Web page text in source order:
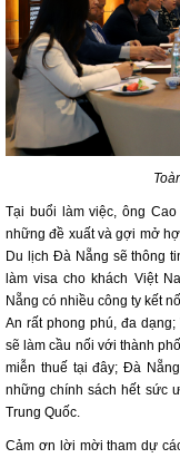
Tại buổi làm việc, ông
những đề xuất và gợi mở
Du lịch Đà Nẵng sẽ thông
làm visa cho khách Việt
Nẵng có nhiều công ty kết
An rất phong phú, đa
sẽ làm cầu nối với thành
miễn thuế tại đây; Đà
những chính sách hết sức
Trung Quốc.
Cảm ơn lời mời tham dự